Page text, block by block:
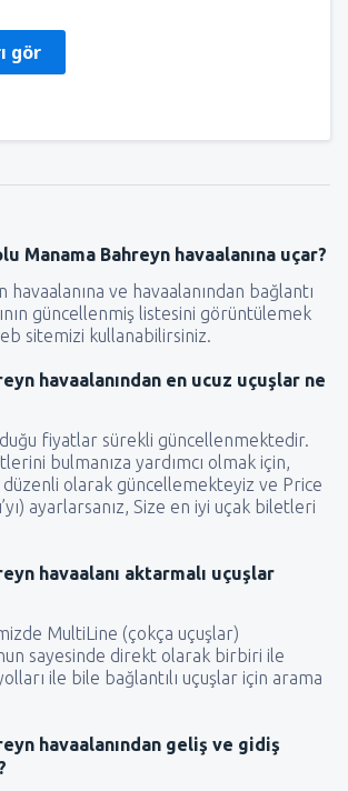
gör
Manama Bahreyn havaalanına uçar?
ve havaalanından bağlantı
güncellenmiş listesini görüntülemek
sitemizi kullanabilirsiniz.
havaalanından en ucuz uçuşlar ne
fiyatlar sürekli güncellenmektedir.
bulmanıza yardımcı olmak için,
düzenli olarak güncellemekteyiz ve Price
ayarlarsanız, Size en iyi uçak biletleri
havaalanı aktarmalı uçuşlar
MultiLine (çokça uçuşlar)
sayesinde direkt olarak birbiri ile
ile bile bağlantılı uçuşlar için arama
havaalanından geliş ve gidiş